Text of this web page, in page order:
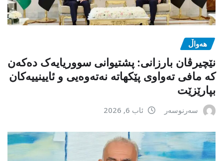
هەواڵ
نێچیرڤان بارزانی: پشتیوانی سووریایەک دەکەن
کە مافی تەواوی پێکهاتە نەتەوەیی و ئایینییەکان
بپارێزێت
سەرنوسەر ئاب 6, 2026